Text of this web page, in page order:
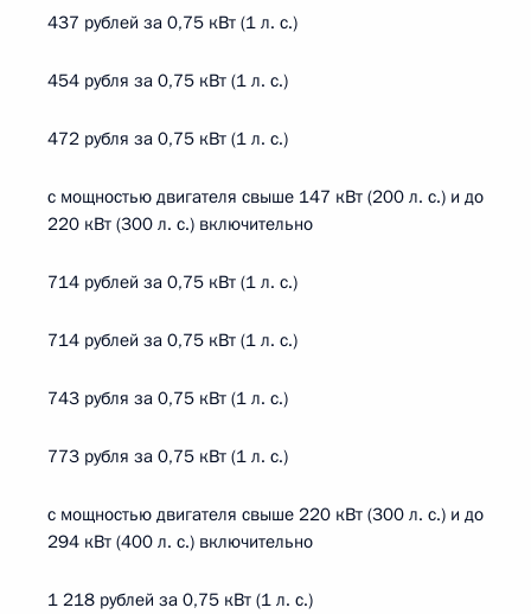
437 рублей за 0,75 кВт (1 л. с.)
454 рубля за 0,75 кВт (1 л. с.)
472 рубля за 0,75 кВт (1 л. с.)
с мощностью двигателя свыше 147 кВт (200 л. с.) и до
220 кВт (300 л. с.) включительно
714 рублей за 0,75 кВт (1 л. с.)
714 рублей за 0,75 кВт (1 л. с.)
743 рубля за 0,75 кВт (1 л. с.)
773 рубля за 0,75 кВт (1 л. с.)
с мощностью двигателя свыше 220 кВт (300 л. с.) и до
294 кВт (400 л. с.) включительно
1 218 рублей за 0,75 кВт (1 л. с.)